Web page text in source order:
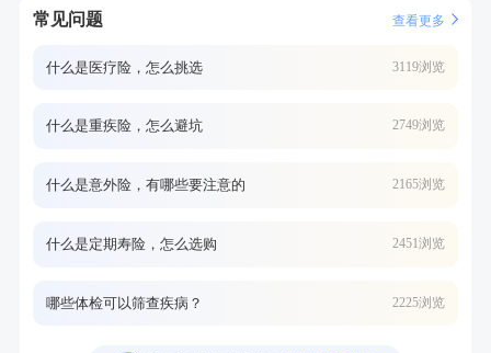
常见问题 查看更多
什么是医疗险，怎么挑选 3119浏览
什么是重疾险，怎么避坑 2749浏览
什么是意外险，有哪些要注意的 2165浏览
什么是定期寿险，怎么选购 2451浏览
哪些体检可以筛查疾病？ 2225浏览